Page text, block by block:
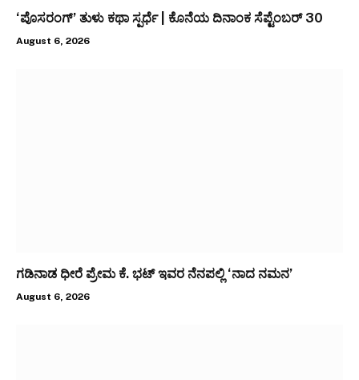
‘ಪೊಸರಂಗ್’ ತುಳು ಕಥಾ ಸ್ಪರ್ಧೆ | ಕೊನೆಯ ದಿನಾಂಕ ಸೆಪ್ಟೆಂಬರ್ 30
August 6, 2026
ಗಡಿನಾಡ ಧೀರೆ ಪ್ರೇಮ ಕೆ. ಭಟ್ ಇವರ ನೆನಪಲ್ಲಿ ‘ನಾದ ನಮನ’
August 6, 2026